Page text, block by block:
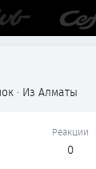
· Из Алматы
Реакции
0